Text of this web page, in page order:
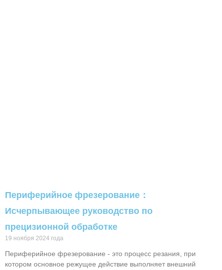
Периферийное фрезерование：
Исчерпывающее руководство по
прецизионной обработке
19 ноября 2024 года
Периферийное фрезерование - это процесс резания, при
котором основное режущее действие выполняет внешний